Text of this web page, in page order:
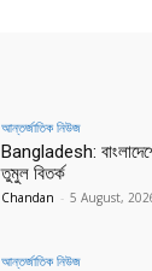
আন্তর্জাতিক নিউজ
Bangladesh:
তুমুল বিতর্ক
Chandan - 5 August,
আন্তর্জাতিক নিউজ